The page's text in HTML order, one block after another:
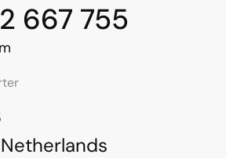
667 755